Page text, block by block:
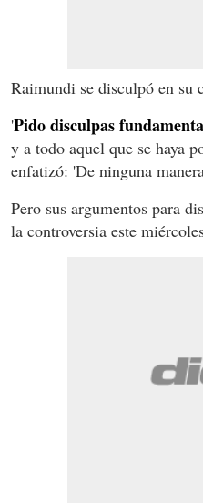
Raimundi se disculpó en su
'Pido disculpas
y a todo aquel que se haya
enfatizó: 'De ninguna
Pero sus argumentos para
la controversia este